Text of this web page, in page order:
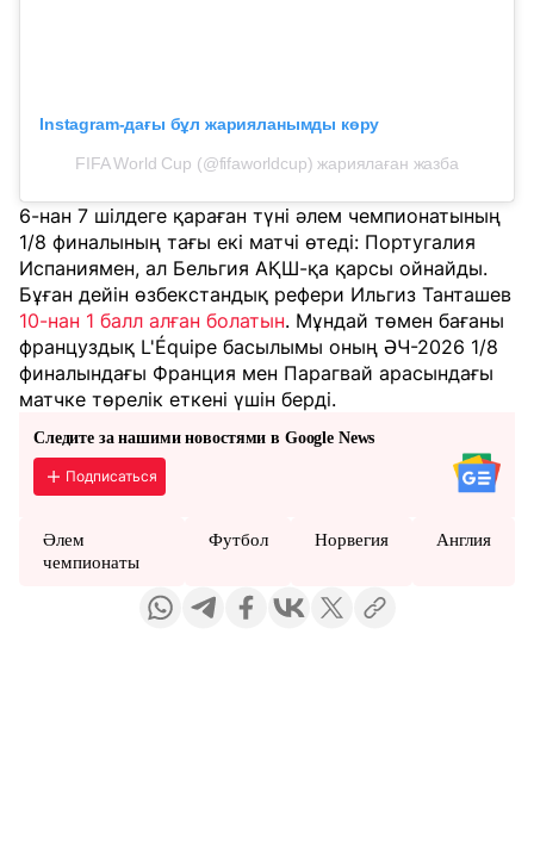
Instagram-дағы бұл жарияланымды көру
FIFA World Cup (@fifaworldcup) жариялаған жазба
6-нан 7 шілдеге қараған түні әлем чемпионатының
1/8 финалының тағы екі матчі өтеді: Португалия
Испаниямен, ал Бельгия АҚШ-қа қарсы ойнайды.
Бұған дейін өзбекстандық рефери Ильгиз Танташев
10-нан 1 балл алған болатын. Мұндай төмен бағаны
француздық L'Équipe басылымы оның ӘЧ-2026 1/8
финалындағы Франция мен Парагвай арасындағы
матчке төрелік еткені үшін берді.
Следите за нашими новостями в Google News
Подписаться
Әлем
чемпионаты
Футбол Норвегия Англия